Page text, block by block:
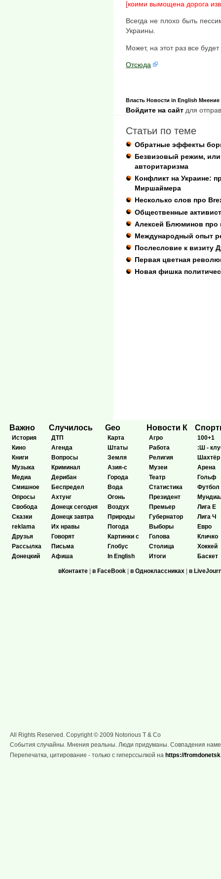
[коими вымощена дорога
Всегда не плохо быть
Украины.
Может, на этот раз все
Отсюда
Власть Новости in English Мнение
Войдите на сайт для
Статьи по теме
Обратные эффекты
Безвизовый режим, или
авторитаризма
Конфликт на Украине:
Миршаймера
Несколько слов про
Общественные
Алексей Блюминов про
Международный опыт
Послесловие к визиту
Первая цветная
Новая фишка
Важно
История
Кино
Книги
Музыка
Медиа
Смишное
Опросы
Свобода
Сказки
reklama
Друзья
Рассылка
Донецкий
Случилось
ДТП
Агенда
Вопросы
Криминал
Дерибан
Беспредел
Ахтунг
Донецк сегодня
Донецк завтра
Их нравы
Говорят
Письма
Афиша
Geo
Карта
Штаты
Земля
Азия-с
Города
Вода
Огонь
Воздух
Природы
Погода
Картинки с
Глобус
In English
Новости К
Агро
Работа
Религия
Музеи
Театр
Статистика
Президент
Премьер
Губернатор
Выборы
Голова
Столица
Итоги
100+1
:Ш -
Шахтёр
Арена
Гольф
Футбол
Лига Е
Лига Ч
Евро
Кличко
Хоккей
Баскет
вКонтакте в FaceBook в Одноклассниках в
All Rights Reserved. Copyright © 2009 Notorious T & Co
События случайны. Мнения реальны. Люди придуманы. Совпадения
Перепечатка, цитирование - только с гиперссылкой на https://